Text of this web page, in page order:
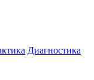
Диагностика